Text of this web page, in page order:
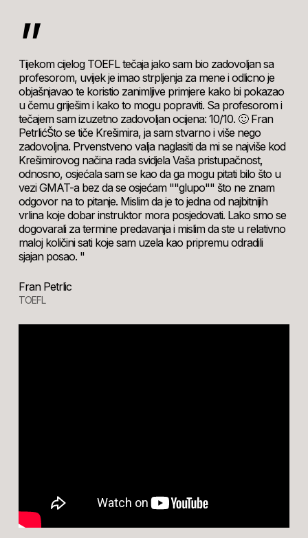
”
Tijekom cijelog TOEFL tečaja jako sam bio zadovoljan sa
profesorom, uvijek je imao strpljenja za mene i odlicno je
objašnjavao te koristio zanimljive primjere kako bi pokazao
u čemu griješim i kako to mogu popraviti. Sa profesorom i
tečajem sam izuzetno zadovoljan ocijena: 10/10. 🙂 Fran
PetrlićŠto se tiče Krešimira, ja sam stvarno i više nego
zadovoljna. Prvenstveno valja naglasiti da mi se najviše kod
Krešimirovog načina rada svidjela Vaša pristupačnost,
odnosno, osjećala sam se kao da ga mogu pitati bilo što u
vezi GMAT-a bez da se osjećam ""glupo"" što ne znam
odgovor na to pitanje. Mislim da je to jedna od najbitnijih
vrlina koje dobar instruktor mora posjedovati. Lako smo se
dogovarali za termine predavanja i mislim da ste u relativno
maloj količini sati koje sam uzela kao pripremu odradili
sjajan posao. "
Fran Petrlic
TOEFL